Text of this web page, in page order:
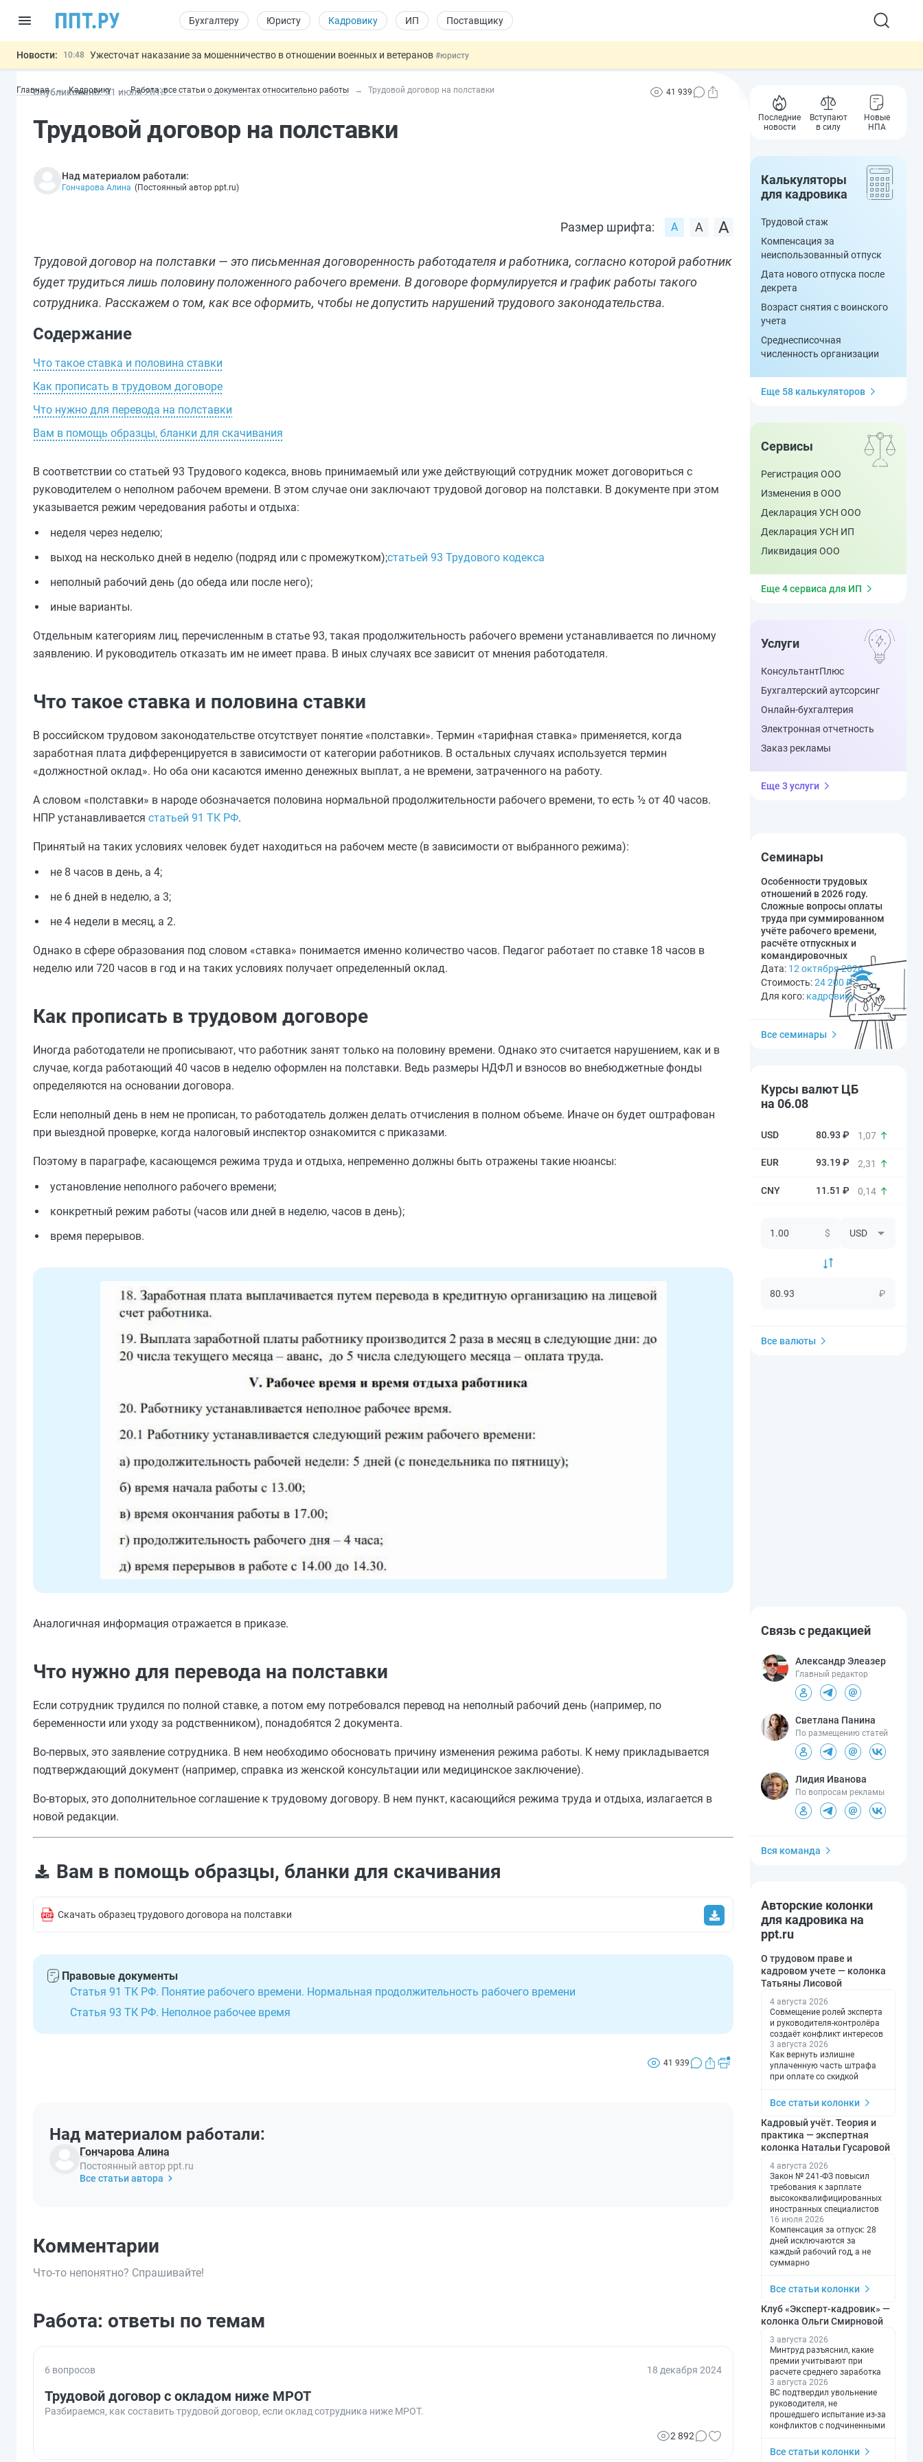
Бухгалтеру Юристу Кадровику ИП Поставщику
Новости: 10:48 Ужесточат наказание за мошенничество в отношении военных и ветеранов #юристу
09:13 ЕГЭ могут отменить и заменить государственной итоговой аттестацией#физлицу
11:31
Важно Разработают единые критерии трудовых и ГПХ-отношений
Главная Кадровику Работа: все статьи о документах относительно работы Трудовой договор на полставки
Опубликовано: 31 июля2018 41 939
Трудовой договор на полставки
Над материалом работали:
Гончарова Алина (Постоянный автор ppt.ru)
Размер шрифта:
Трудовой договор на полставки — это письменная договоренность работодателя и работника, согласно которой работник
будет трудиться лишь половину положенного рабочего времени. В договоре формулируется и график работы такого
сотрудника. Расскажем о том, как все оформить, чтобы не допустить нарушений трудового законодательства.
Содержание
Что такое ставка и половина ставки
Как прописать в трудовом договоре
Что нужно для перевода на полставки
Вам в помощь образцы, бланки для скачивания
В соответствии со статьей 93 Трудового кодекса, вновь принимаемый или уже действующий сотрудник может договориться с
руководителем о неполном рабочем времени. В этом случае они заключают трудовой договор на полставки. В документе при этом
указывается режим чередования работы и отдыха:
неделя через неделю;
выход на несколько дней в неделю (подряд или с промежутком);статьей 93 Трудового кодекса
неполный рабочий день (до обеда или после него);
иные варианты.
Отдельным категориям лиц, перечисленным в статье 93, такая продолжительность рабочего времени устанавливается по личному
заявлению. И руководитель отказать им не имеет права. В иных случаях все зависит от мнения работодателя.
Что такое ставка и половина ставки
В российском трудовом законодательстве отсутствует понятие «полставки». Термин «тарифная ставка» применяется, когда
заработная плата дифференцируется в зависимости от категории работников. В остальных случаях используется термин
«должностной оклад». Но оба они касаются именно денежных выплат, а не времени, затраченного на работу.
А словом «полставки» в народе обозначается половина нормальной продолжительности рабочего времени, то есть ½ от 40 часов.
НПР устанавливается статьей 91 ТК РФ.
Принятый на таких условиях человек будет находиться на рабочем месте (в зависимости от выбранного режима):
не 8 часов в день, а 4;
не 6 дней в неделю, а 3;
не 4 недели в месяц, а 2.
Однако в сфере образования под словом «ставка» понимается именно количество часов. Педагог работает по ставке 18 часов в
неделю или 720 часов в год и на таких условиях получает определенный оклад.
Как прописать в трудовом договоре
Иногда работодатели не прописывают, что работник занят только на половину времени. Однако это считается нарушением, как и в
случае, когда работающий 40 часов в неделю оформлен на полставки. Ведь размеры НДФЛ и взносов во внебюджетные фонды
определяются на основании договора.
Если неполный день в нем не прописан, то работодатель должен делать отчисления в полном объеме. Иначе он будет оштрафован
при выездной проверке, когда налоговый инспектор ознакомится с приказами.
Поэтому в параграфе, касающемся режима труда и отдыха, непременно должны быть отражены такие нюансы:
установление неполного рабочего времени;
конкретный режим работы (часов или дней в неделю, часов в день);
время перерывов.
Аналогичная информация отражается в приказе.
Что нужно для перевода на полставки
Если сотрудник трудился по полной ставке, а потом ему потребовался перевод на неполный рабочий день (например, по
беременности или уходу за родственником), понадобятся 2 документа.
Во-первых, это заявление сотрудника. В нем необходимо обосновать причину изменения режима работы. К нему прикладывается
подтверждающий документ (например, справка из женской консультации или медицинское заключение).
Во-вторых, это дополнительное соглашение к трудовому договору. В нем пункт, касающийся режима труда и отдыха, излагается в
новой редакции.
Вам в помощь образцы, бланки для скачивания
Скачать образец трудового договора на полставки
Правовые документы
Статья 91 ТК РФ. Понятие рабочего времени. Нормальная продолжительность рабочего времени
Статья 93 ТК РФ. Неполное рабочее время
41 939
Над материалом работали:
Гончарова Алина
Постоянный автор ppt.ru
Все статьи автора
Комментарии
Что-то непонятно? Спрашивайте!
Работа: ответы по темам
6 вопросов 18 декабря 2024
Трудовой договор с окладом ниже МРОТ
Разбираемся, как составить трудовой договор, если оклад сотрудника ниже МРОТ.
2 892
Последние
новости
Вступают
в силу
Новые
НПА
Калькуляторы
для кадровика
Трудовой стаж
Компенсация за
неиспользованный отпуск
Дата нового отпуска после
декрета
Возраст снятия с воинского
учета
Среднесписочная
численность организации
Еще 58 калькуляторов
Сервисы
Регистрация ООО
Изменения в ООО
Декларация УСН ООО
Декларация УСН ИП
Ликвидация ООО
Еще 4 сервиса для ИП
Услуги
КонсультантПлюс
Бухгалтерский аутсорсинг
Онлайн-бухгалтерия
Электронная отчетность
Заказ рекламы
Еще 3 услуги
Семинары
Особенности трудовых
отношений в 2026 году.
Сложные вопросы оплаты
труда при суммированном
учёте рабочего времени,
расчёте отпускных и
командировочных
Дата: 12 октября 2026
Стоимость:24 200 ₽
Для кого: кадровику
Все семинары
Курсы валют ЦБ
на 06.08
80.93 ₽ 1,07
93.19 ₽ 2,31
11.51 ₽ 0,14
$
₽
Все валюты
Связь с редакцией
Александр Элеазер
Главный редактор
Светлана Панина
По размещению статей
Лидия Иванова
По вопросам рекламы
Вся команда
Авторские колонки
для кадровика на
ppt.ru
О трудовом праве и
кадровом учете — колонка
Татьяны Лисовой
4 августа 2026
Совмещение ролей эксперта
и руководителя-контролёра
создаёт конфликт интересов
3 августа 2026
Как вернуть излишне
уплаченную часть штрафа
при оплате со скидкой
Все статьи колонки
Кадровый учёт. Теория и
практика — экспертная
колонка Натальи Гусаровой
4 августа 2026
Закон № 241-ФЗ повысил
требования к зарплате
высококвалифицированных
иностранных специалистов
16 июля 2026
Компенсация за отпуск: 28
дней исключаются за
каждый рабочий год, а не
суммарно
Все статьи колонки
Клуб «Эксперт-кадровик» —
колонка Ольги Смирновой
3 августа 2026
Минтруд разъяснил, какие
премии учитывают при
расчете среднего заработка
3 августа 2026
ВС подтвердил увольнение
руководителя, не
прошедшего испытание из-за
конфликтов с подчиненными
Все статьи колонки